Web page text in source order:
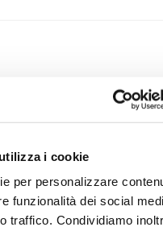
i cookie
per personalizzare
funzionalità dei social
traffico. Condividiamo
Nepal a
dei principi di
artistiche e
e della